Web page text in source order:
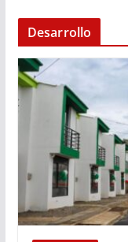
Desarrollo